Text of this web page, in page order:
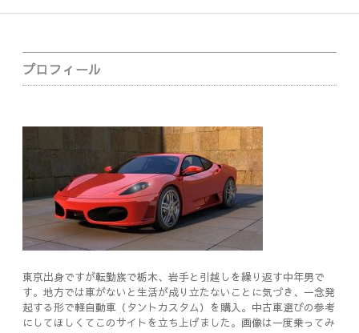
Sidebar
プロフィール
東京出身ですが転勤族で栃木、岩手と引越しを繰り返す中年男で
す。地方では車がないと生活が成り立たないことに気づき、一念発
起する形で軽自動車（タントカスタム）を購入。中古車選びの参考
にしてほしくてこのサイトを立ち上げました。画像は一度乗ってみ